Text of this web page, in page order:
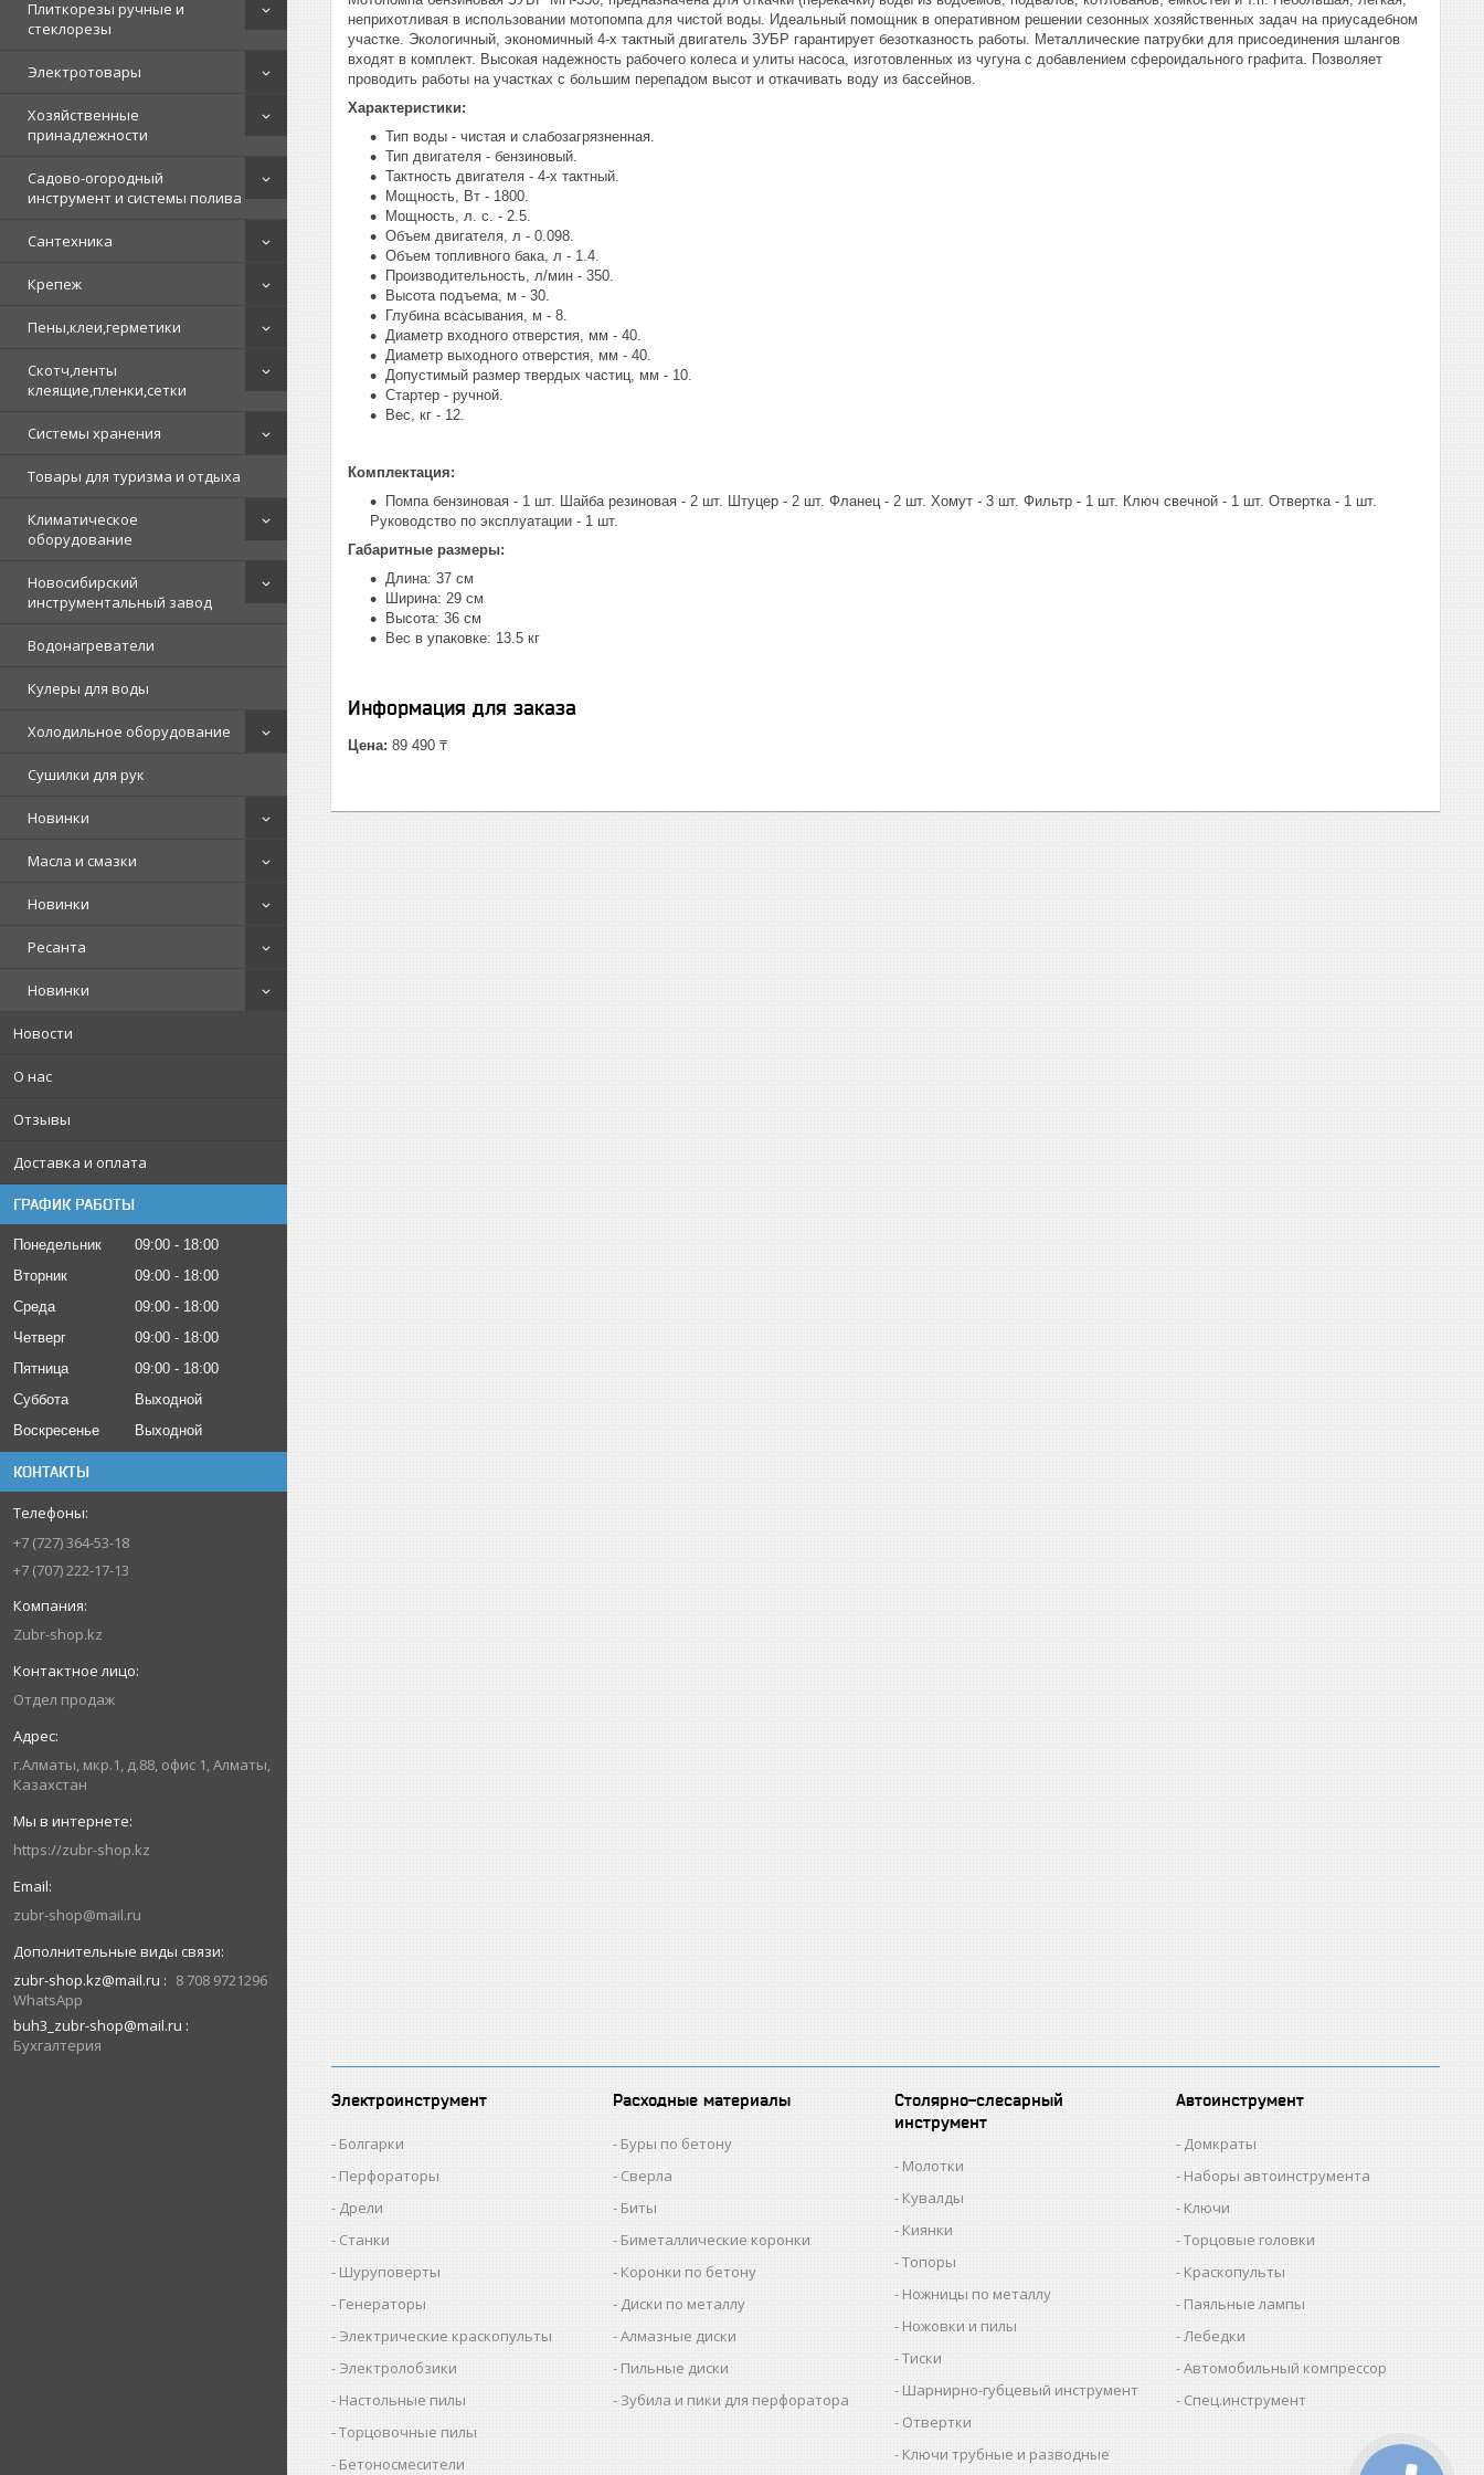
Плиткорезы ручные и
стеклорезы
Электротовары
Хозяйственные
принадлежности
Садово-огородный
инструмент и системы полива
Сантехника
Крепеж
Пены,клеи,герметики
Скотч,ленты
клеящие,пленки,сетки
Системы хранения
Товары для туризма и отдыха
Климатическое
оборудование
Новосибирский
инструментальный завод
Водонагреватели
Кулеры для воды
Холодильное оборудование
Сушилки для рук
Новинки
Масла и смазки
Новинки
Ресанта
Новинки
Новости
О нас
Отзывы
Доставка и оплата
ГРАФИК РАБОТЫ
Понедельник 09:00
18:00
Вторник
09:00
18:00
Среда
09:00
18:00
Четверг
09:00
18:00
Пятница
09:00
18:00
Суббота
Выходной
Воскресенье
Выходной
КОНТАКТЫ
+7 (727) 364-53-18
+7 (707) 222-17-13
Zubr-shop.kz
Отдел продаж
г.Алматы, мкр.1, д.88, офис 1, Алматы,
Казахстан
https://zubr-shop.kz
zubr-shop@mail.ru
zubr-shop.kz@mail.ru
8 708 9721296
WhatsApp
buh3_zubr-shop@mail.ru
Бухгалтерия
неприхотливая в использовании мотопомпа для чистой воды. Идеальный помощник в оперативном решении сезонных хозяйственных задач на приусадебном
участке. Экологичный, экономичный 4-х тактный двигатель ЗУБР гарантирует безотказность работы. Металлические патрубки для присоединения шлангов
входят в комплект. Высокая надежность рабочего колеса и улиты насоса, изготовленных из чугуна с добавлением сфероидального графита. Позволяет
проводить работы на участках с большим перепадом высот и откачивать воду из бассейнов.
Характеристики:
Тип воды - чистая и слабозагрязненная.
Тип двигателя - бензиновый.
Тактность двигателя - 4-х тактный.
Мощность, Вт - 1800.
Мощность, л. с. - 2.5.
Объем двигателя, л - 0.098.
Объем топливного бака, л - 1.4.
Производительность, л/мин - 350.
Высота подъема, м - 30.
Глубина всасывания, м - 8.
Диаметр входного отверстия, мм - 40.
Диаметр выходного отверстия, мм - 40.
Допустимый размер твердых частиц, мм - 10.
Стартер - ручной.
Вес, кг - 12.
Комплектация:
Помпа бензиновая - 1 шт. Шайба резиновая - 2 шт. Штуцер - 2 шт. Фланец - 2 шт. Хомут - 3 шт. Фильтр - 1 шт. Ключ свечной - 1 шт. Отвертка - 1 шт.
Руководство по эксплуатации - 1 шт.
Габаритные размеры:
Длина: 37 см
Ширина: 29 см
Высота: 36 см
Вес в упаковке: 13.5 кг
Информация для заказа
Цена: 89 490 ₸
Электроинструмент
Болгарки
Перфораторы
Дрели
Станки
Шуруповерты
Генераторы
Электрические краскопульты
Электролобзики
Настольные пилы
Торцовочные пилы
Бетоносмесители
Расходные материалы
Буры по бетону
Сверла
Биты
Биметаллические коронки
Коронки по бетону
Диски по металлу
Алмазные диски
Пильные диски
Зубила и пики для перфоратора
Столярно-слесарный
инструмент
Молотки
Кувалды
Киянки
Топоры
Ножницы по металлу
Ножовки и пилы
Тиски
Шарнирно-губцевый инструмент
Отвертки
Ключи трубные и разводные
Автоинструмент
Домкраты
Наборы автоинструмента
Ключи
Торцовые головки
Краскопульты
Паяльные лампы
Лебедки
Автомобильный компрессор
Спец.инструмент